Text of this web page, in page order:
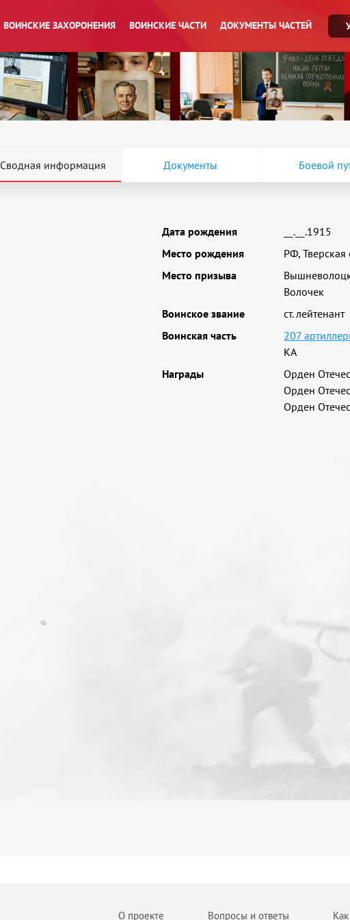
ВОИНСКИЕ ЗАХОРОНЕНИЯ ВОИНСКИЕ ЧАСТИ ДОКУМЕНТЫ ЧАСТЕЙ
Сводная информация Документы Боевой
Дата рождения
__.__.1915
Место рождения
РФ, Тверская
Место призыва
Волочек
Воинское звание
ст. лейтенант
Воинская часть
207
КА
Награды
Орден
Орден
Орден
О проекте Вопросы и ответы